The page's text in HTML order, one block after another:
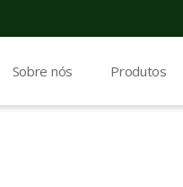
Sobre nós Produtos